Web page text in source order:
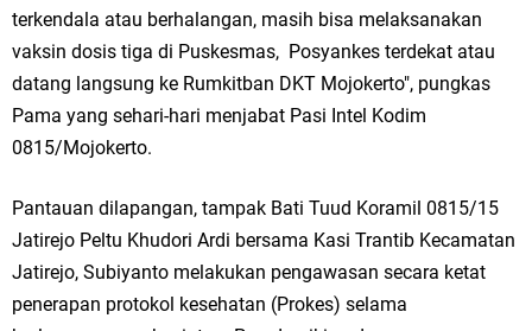
RT 03 RW 01 Patra Raya Rosewood Cerme Gresik Berbenah dan
terkendala atau berhalangan, masih bisa melaksanakan
vaksin dosis tiga di Puskesmas, Posyankes terdekat atau
datang langsung ke Rumkitban DKT Mojokerto", pungkas
Pama yang sehari-hari menjabat Pasi Intel Kodim
0815/Mojokerto.
Pantauan dilapangan, tampak Bati Tuud Koramil 0815/15
Jatirejo Peltu Khudori Ardi bersama Kasi Trantib Kecamatan
Jatirejo, Subiyanto melakukan pengawasan secara ketat
penerapan protokol kesehatan (Prokes) selama